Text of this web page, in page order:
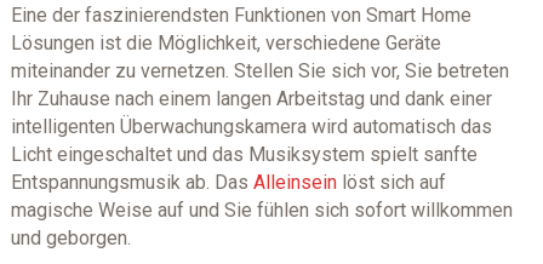
Eine der faszinierendsten Funktionen von Smart Home
Lösungen ist die Möglichkeit, verschiedene Geräte
miteinander zu vernetzen. Stellen Sie sich vor, Sie betreten
Ihr Zuhause nach einem langen Arbeitstag und dank einer
intelligenten Überwachungskamera wird automatisch das
Licht eingeschaltet und das Musiksystem spielt sanfte
Entspannungsmusik ab. Das Alleinseinlöst sich auf
magische Weise auf und Sie fühlen sich sofort willkommen
und geborgen.